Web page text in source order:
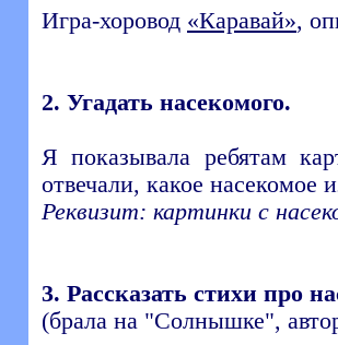
Игра-хоровод «Каравай»,
2. Угадать насекомого.
Я показывала ребятам
отвечали, какое насекомое
Реквизит: картинки с
3. Рассказать стихи про
(брала на "Солнышке",